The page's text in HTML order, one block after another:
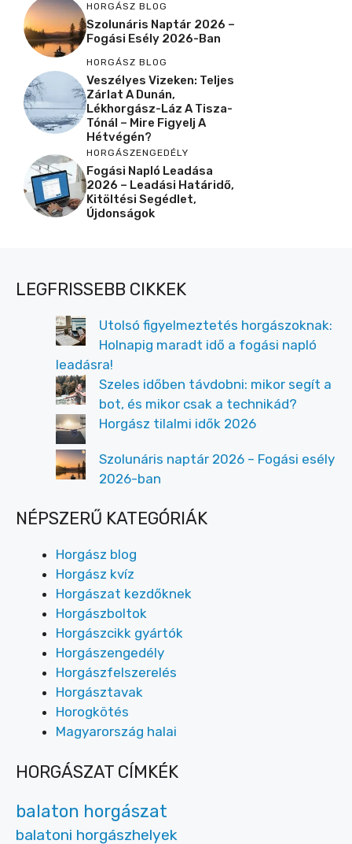
HORGÁSZ BLOG
Szolunáris Naptár 2026 –
Fogási Esély 2026-Ban
HORGÁSZ BLOG
Veszélyes Vizeken: Teljes
Zárlat A Dunán,
Lékhorgász-Láz A Tisza-
Tónál – Mire Figyelj A
Hétvégén?
HORGÁSZENGEDÉLY
Fogási Napló Leadása
2026 – Leadási Határidő,
Kitöltési Segédlet,
Újdonságok
LEGFRISSEBB CIKKEK
Utolsó figyelmeztetés horgászoknak:
Holnapig maradt idő a fogási napló
leadásra!
Szeles időben távdobni: mikor segít a
bot, és mikor csak a technikád?
Horgász tilalmi idők 2026
Szolunáris naptár 2026 – Fogási esély
2026-ban
NÉPSZERŰ KATEGÓRIÁK
Horgász blog
Horgász kvíz
Horgászat kezdőknek
Horgászboltok
Horgászcikk gyártók
Horgászengedély
Horgászfelszerelés
Horgásztavak
Horogkötés
Magyarország halai
HORGÁSZAT CÍMKÉK
balaton horgászat
balatoni horgászhelyek